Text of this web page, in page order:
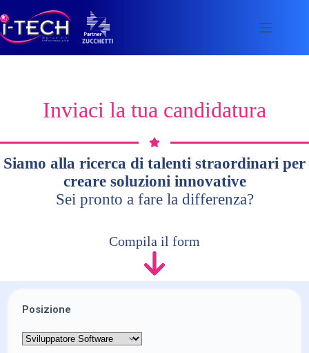
to
content
Inviaci la tua candidatura
Siamo alla ricerca di talenti straordinari per
creare soluzioni innovative
Sei pronto a fare la differenza?
Compila il form
Posizione